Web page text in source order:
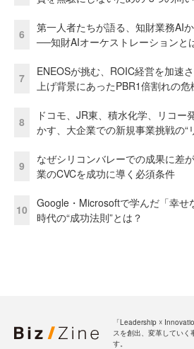
6
第一人者たちが語る、知財業務AI
──知財AIオーケストレーションと
7
ENEOSが挑む、ROIC経営を加速
上げ背景にあったPBR1倍割れの危
8
ドコモ、JR東、積水化学、リコー
かす、大企業での新規事業挑戦の“
9
なぜシリコンバレーでの成果に差
業のCVCを成功に導く必須条件
10
Google・Microsoftで学んだ「幸
時代の“成功法則”とは？
「Leadership ☓
スを創出、変革してい
す。